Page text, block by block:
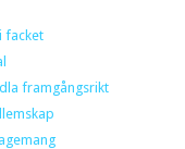
facket
framgångsrikt